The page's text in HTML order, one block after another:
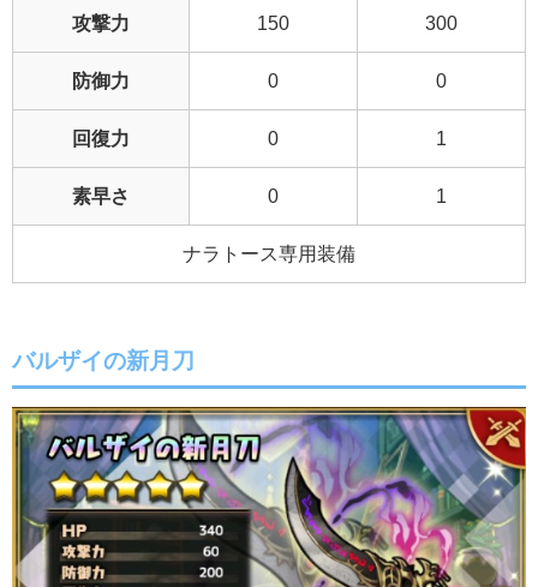
攻撃力 150 300
防御力 0 0
回復力 0 1
素早さ 0 1
ナラトース専用装備
バルザイの新月刀